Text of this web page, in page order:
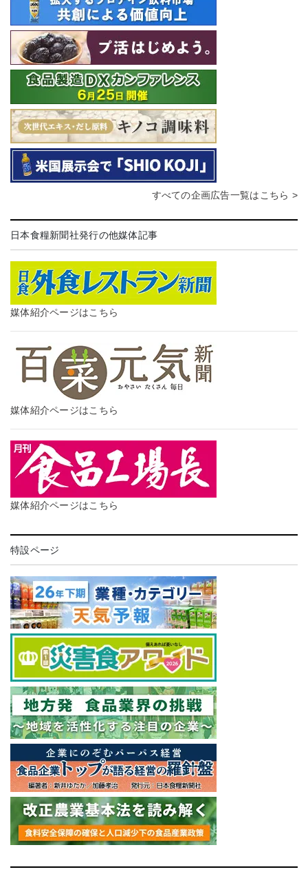
すべての企画広告一覧はこちら >
日本食糧新聞社発行の他媒体記事
媒体紹介ページはこちら
媒体紹介ページはこちら
媒体紹介ページはこちら
特設ページ